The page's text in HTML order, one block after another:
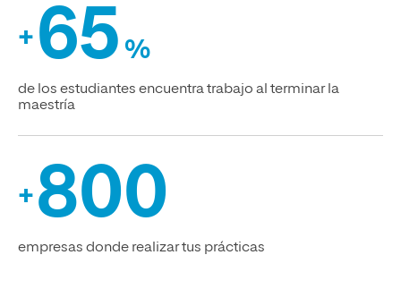
+ 65 %
de los estudiantes encuentra trabajo al terminar la
maestría
+ 800
empresas donde realizar tus prácticas